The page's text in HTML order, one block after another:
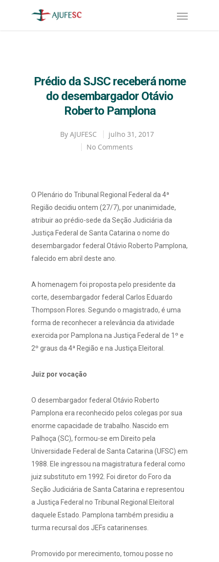
Prédio da SJSC receberá nome
do desembargador Otávio
Roberto Pamplona
By AJUFESC
julho 31, 2017
No Comments
O Plenário do Tribunal Regional Federal da 4ª
Região decidiu ontem (27/7), por unanimidade,
atribuir ao prédio-sede da Seção Judiciária da
Justiça Federal de Santa Catarina o nome do
desembargador federal Otávio Roberto Pamplona,
falecido em abril deste ano.
A homenagem foi proposta pelo presidente da
corte, desembargador federal Carlos Eduardo
Thompson Flores. Segundo o magistrado, é uma
forma de reconhecer a relevância da atividade
exercida por Pamplona na Justiça Federal de 1º e
2º graus da 4ª Região e na Justiça Eleitoral.
Juiz por vocação
O desembargador federal Otávio Roberto
Pamplona era reconhecido pelos colegas por sua
enorme capacidade de trabalho. Nascido em
Palhoça (SC), formou-se em Direito pela
Universidade Federal de Santa Catarina (UFSC) em
1988. Ele ingressou na magistratura federal como
juiz substituto em 1992. Foi diretor do Foro da
Seção Judiciária de Santa Catarina e representou
a Justiça Federal no Tribunal Regional Eleitoral
daquele Estado. Pamplona também presidiu a
turma recursal dos JEFs catarinenses.
Promovido por merecimento, tomou posse no